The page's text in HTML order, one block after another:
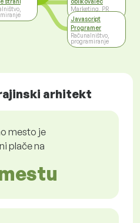
Marketing, PR
Javascript
Programer
Računalništvo,
programiranje
arhitekt
mesto je
plače na